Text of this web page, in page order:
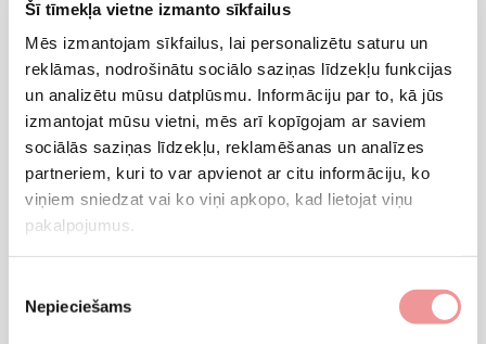
Šī tīmekļa vietne izmanto sīkfailus
Mēs izmantojam sīkfailus, lai personalizētu saturu un
reklāmas, nodrošinātu sociālo saziņas līdzekļu funkcijas
un analizētu mūsu datplūsmu. Informāciju par to, kā jūs
izmantojat mūsu vietni, mēs arī kopīgojam ar saviem
sociālās saziņas līdzekļu, reklamēšanas un analīzes
partneriem, kuri to var apvienot ar citu informāciju, ko
viņiem sniedzat vai ko viņi apkopo, kad lietojat viņu
pakalpojumus.
izvēle
Nepieciešams